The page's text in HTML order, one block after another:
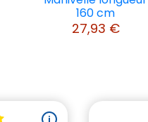
160 cm
27,93 €